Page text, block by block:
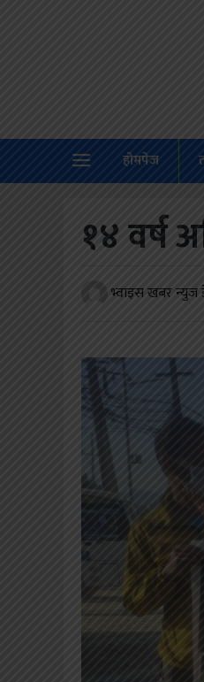
होमपेज
१४ वर्ष
भ्वाइस खबर न्युज